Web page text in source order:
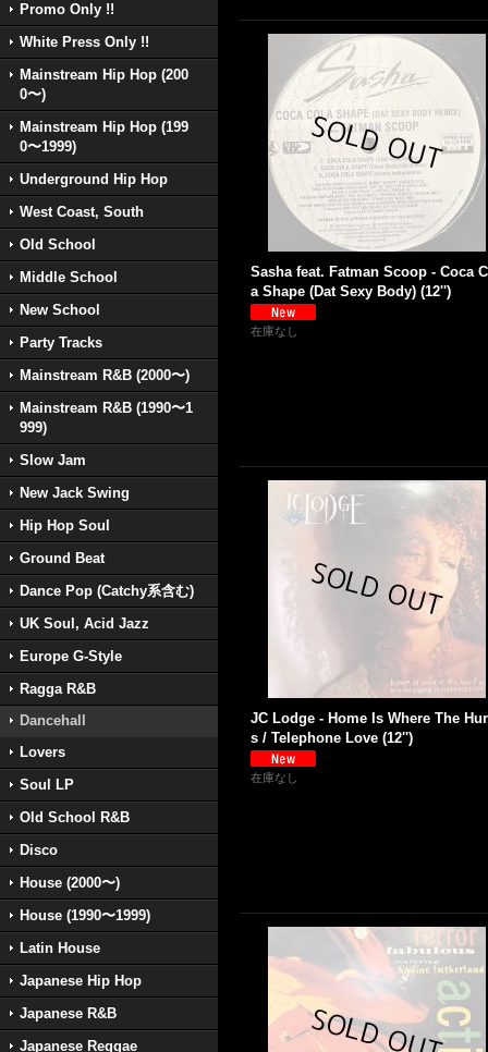
Promo Only !!
White Press Only !!
Mainstream Hip Hop (200
0〜)
Mainstream Hip Hop (199
0〜1999)
Underground Hip Hop
West Coast, South
Old School
Middle School
New School
Party Tracks
Mainstream R&B (2000〜)
Mainstream R&B (1990〜1
999)
Slow Jam
New Jack Swing
Hip Hop Soul
Ground Beat
Dance Pop (Catchy系含む)
UK Soul, Acid Jazz
Europe G-Style
Ragga R&B
Dancehall
Lovers
Soul LP
Old School R&B
Disco
House (2000〜)
House (1990〜1999)
Latin House
Japanese Hip Hop
Japanese R&B
Japanese Reggae
Sasha feat. Fatman Scoop - Coca
a Shape (Dat Sexy Body) (12'')
在庫なし
JC Lodge - Home Is Where The
s / Telephone Love (12'')
在庫なし